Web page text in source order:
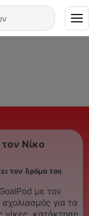
Νίκο
τον δρόμο του
με τον
για τα
νίκες, κατάκτηση